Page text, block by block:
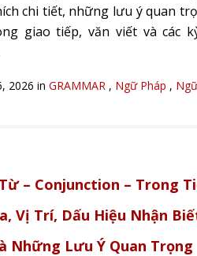
chi tiết, những lưu ý quan
giao tiếp, văn viết và các
2026 in GRAMMAR , Ngữ Pháp ,
– Conjunction – Trong
Vị Trí, Dấu Hiệu Nhận
Những Lưu Ý Quan Trọng